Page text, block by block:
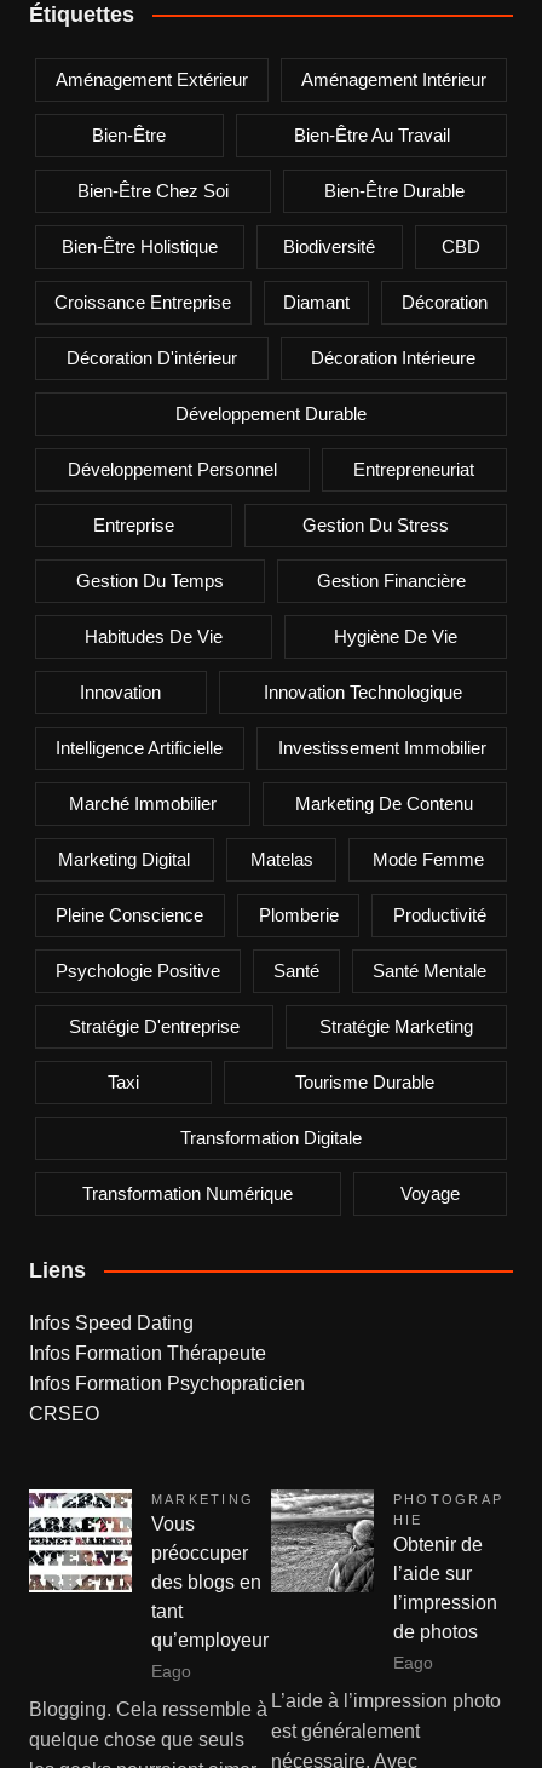
Étiquettes
Aménagement Extérieur Aménagement Intérieur
Bien-Être Bien-Être Au Travail
Bien-Être Chez Soi Bien-Être Durable
Bien-Être Holistique Biodiversité CBD
Croissance Entreprise Diamant Décoration
Décoration D'intérieur Décoration Intérieure
Développement Durable
Développement Personnel Entrepreneuriat
Entreprise Gestion Du Stress
Gestion Du Temps Gestion Financière
Habitudes De Vie Hygiène De Vie
Innovation Innovation Technologique
Intelligence Artificielle Investissement Immobilier
Marché Immobilier Marketing De Contenu
Marketing Digital Matelas Mode Femme
Pleine Conscience Plomberie Productivité
Psychologie Positive Santé Santé Mentale
Stratégie D'entreprise Stratégie Marketing
Taxi Tourisme Durable
Transformation Digitale
Transformation Numérique Voyage
Liens
Infos Speed Dating
Infos Formation Thérapeute
Infos Formation Psychopraticien
CRSEO
MARKETING
Vous
préoccuper
des blogs en
tant
qu’employeur
Eago
Blogging. Cela ressemble à
quelque chose que seuls
PHOTOGRAP
HIE
Obtenir de
l’aide sur
l’impression
de photos
Eago
L’aide à l’impression photo
est généralement
nécessaire. Avec